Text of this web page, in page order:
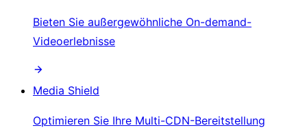
Bieten Sie außergewöhnliche On-demand-
Videoerlebnisse
Media Shield
Optimieren Sie Ihre Multi-CDN-Bereitstellung